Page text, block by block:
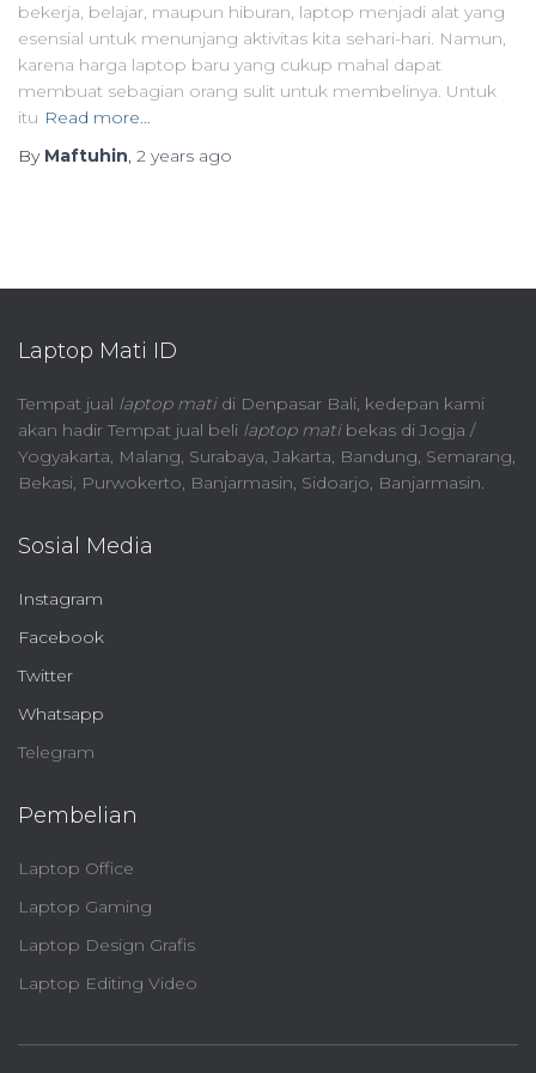
bekerja, belajar, maupun hiburan, laptop menjadi alat yang
esensial untuk menunjang aktivitas kita sehari-hari. Namun,
karena harga laptop baru yang cukup mahal dapat
membuat sebagian orang sulit untuk membelinya. Untuk
itu Read more…
By Maftuhin, 2 years ago
Laptop Mati ID
Tempat jual laptop matidi Denpasar Bali, kedepan kami
akan hadir Tempat jual beli laptop matibekas di Jogja /
Yogyakarta, Malang, Surabaya, Jakarta, Bandung, Semarang,
Bekasi, Purwokerto, Banjarmasin, Sidoarjo, Banjarmasin.
Sosial Media
Instagram
Facebook
Twitter
Whatsapp
Telegram
Pembelian
Laptop Office
Laptop Gaming
Laptop Design Grafis
Laptop Editing Video